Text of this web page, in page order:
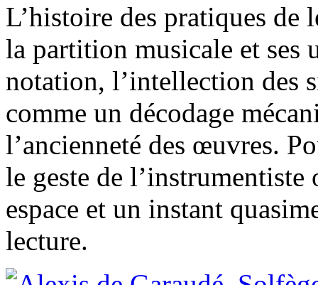
L’histoire des pratiques de
la partition musicale et ses
notation, l’intellection des
comme un décodage
l’ancienneté des œuvres.
le geste de
espace et un instant
lecture.